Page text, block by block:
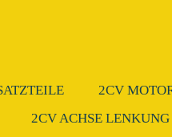
2CV
2CV ACHSE LENKUNG